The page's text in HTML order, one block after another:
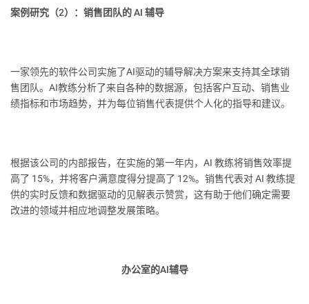
案例研究（2）：销售团队的 AI 辅导
一家领先的软件公司实施了AI驱动的辅导解决方案来支持其全球销
售团队。AI教练分析了来自各种的数据源，包括客户互动、销售业
绩指标和市场趋势，并为每位销售代表提供个人化的指导和建议。
根据该公司的内部报告，在实施的第一年内，AI 教练将销售效率提
高了 15%，并将客户满意度得分提高了 12%。销售代表对 AI 教练提
供的实时反馈和数据驱动的见解表示赞赏，这有助于他们确定需要
改进的领域并相应地调整发展策略。
办公室的AI辅导